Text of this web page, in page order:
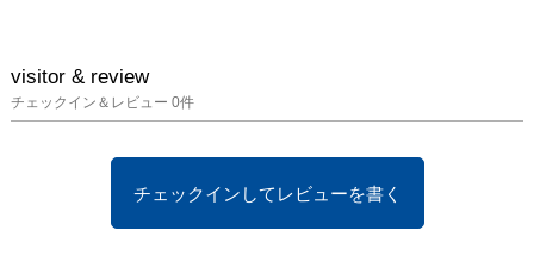
visitor & review
チェックイン＆レビュー 0件
チェックインしてレビューを書く